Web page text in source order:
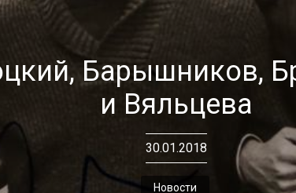
Барышников,
и Вяльцева
30.01.2018
Новости